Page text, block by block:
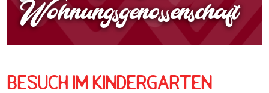
Wohnungsgenossenschaft
Besuch im Kindergarten